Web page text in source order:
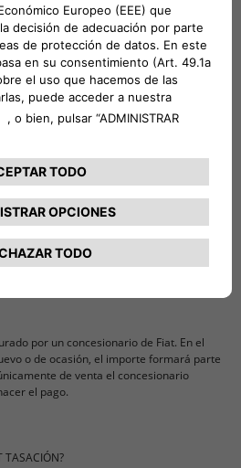
REUNIR?
será necesario que traigas los siguientes
vehículo
o pasaporte)
de tu vehículo, así como el registro de los
todas las reparaciones del vehículo y
así como el código de seguridad
delantera desmontable de la radio, la llave
todos los CD's necesarios para el
por un concesionario de Fiat. En el
o de ocasión, el importe formará parte
de venta el concesionario
el pago.
TASACIÓN?